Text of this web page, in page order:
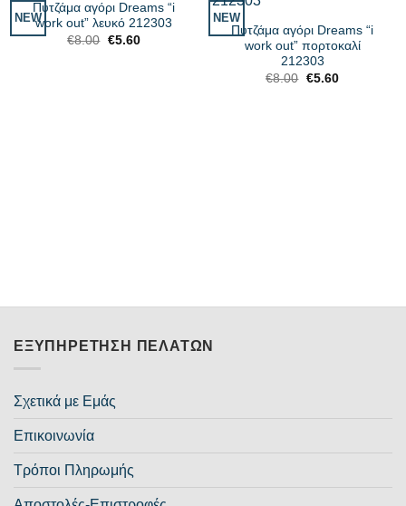
NEW
Πυτζάμα αγόρι Dreams “i
work out” λευκό 212303
€8.00 Original
€5.60Η
NEW
Πυτζάμα αγόρι Dreams “i
work out” πορτοκαλί
212303
€8.00 Original
€5.60Η
ΕΞΥΠΗΡΈΤΗΣΗ ΠΕΛΑΤΏΝ
Σχετικά με Εμάς
Επικοινωνία
Τρόποι Πληρωμής